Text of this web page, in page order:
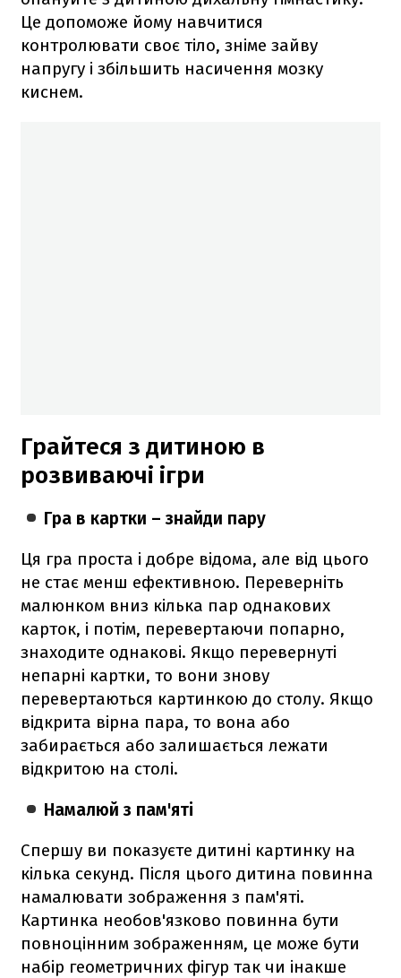
Це допоможе йому навчитися
контролювати своє тіло, зніме зайву
напругу і збільшить насичення мозку
киснем.
Грайтеся з дитиною в
розвиваючі ігри
Гра в картки – знайди пару
Ця гра проста і добре відома, але від цього
не стає менш ефективною. Переверніть
малюнком вниз кілька пар однакових
карток, і потім, перевертаючи попарно,
знаходите однакові. Якщо перевернуті
непарні картки, то вони знову
перевертаються картинкою до столу. Якщо
відкрита вірна пара, то вона або
забирається або залишається лежати
відкритою на столі.
Намалюй з пам'яті
Спершу ви показуєте дитині картинку на
кілька секунд. Після цього дитина повинна
намалювати зображення з пам'яті.
Картинка необов'язково повинна бути
повноцінним зображенням, це може бути
набір геометричних фігур так чи інакше